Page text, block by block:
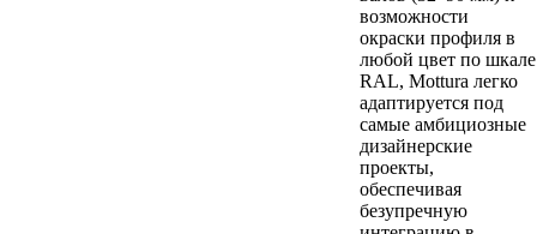
возможности
окраски профиля в
любой цвет по шкале
RAL, Mottura легко
адаптируется под
самые амбициозные
дизайнерские
проекты,
обеспечивая
безупречную